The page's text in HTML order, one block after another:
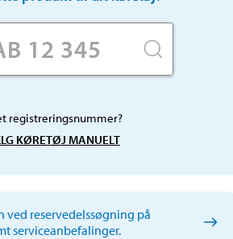
registreringsnummer?
KØRETØJ MANUELT
reservedelssøgning på
serviceanbefalinger.